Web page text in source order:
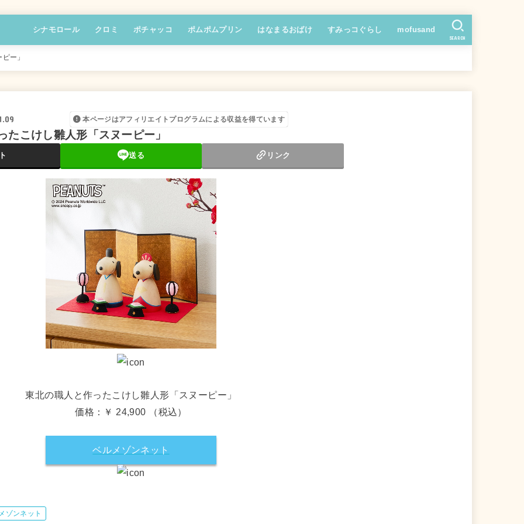
シナモロール クロミ ポチャッコ ポムポムプリン はなまるおばけ すみっコぐらし mofusand
SEARCH
ー」
本ページはアフィリエイトプログラムによる収益を得ています
たこけし雛人形「スヌーピー」
送る リンク
東北の職人と作ったこけし雛人形「スヌーピー」
価格：￥ 24,900 （税込）
ベルメゾンネット
ゾンネット